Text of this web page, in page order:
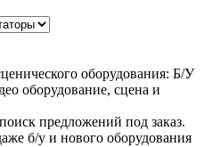
оборудования: Б/У
оборудование, сцена и
предложений под заказ.
б/у и нового оборудования